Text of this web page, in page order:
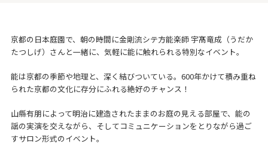
京都の日本庭園で、朝の時間に金剛流シテ方能楽師 宇髙竜成（うだか
たつしげ）さんと一緒に、気軽に能に触れられる特別なイベント。
能は京都の季節や地理と、深く結びついている。600年かけて積み重ね
られた京都の文化に存分にふれる絶好のチャンス！
山縣有朋によって明治に建造されたままのお庭の見える部屋で、能の
謡の実演を交えながら、そしてコミュニケーションをとりながら過ご
すサロン形式のイベント。